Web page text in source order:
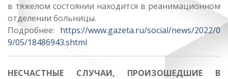
в тяжелом состоянии находится в реанимационном
отделении больницы.
Подробнее: https://www.gazeta.ru/social/news/2022/0
9/05/18486943.shtml
НЕСЧАСТНЫЕ СЛУЧАИ, ПРОИЗОШЕДШИЕ В